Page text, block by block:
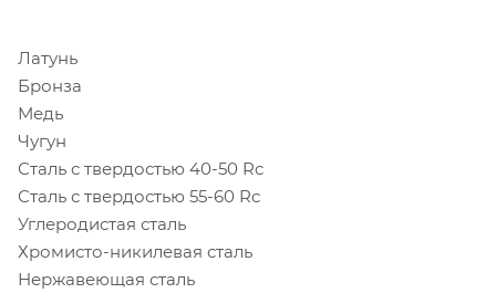
Латунь
Бронза
Медь
Чугун
Сталь с твердостью 40-50 Rc
Сталь с твердостью 55-60 Rc
Углеродистая сталь
Хромисто-никилевая сталь
Нержавеющая сталь